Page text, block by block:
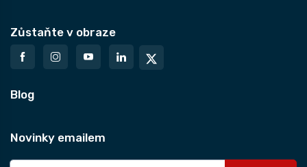
Zůstaňte v obraze
Blog
Novinky emailem